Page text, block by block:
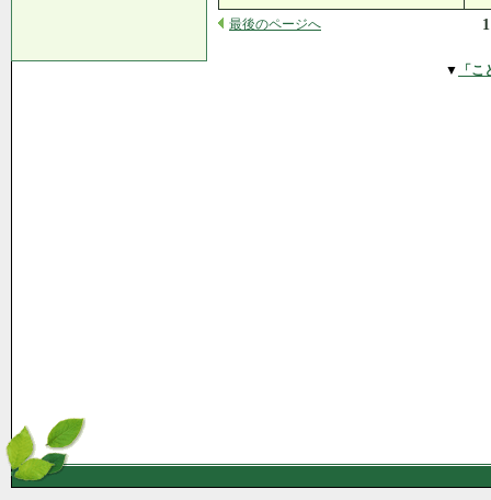
最後のページへ 1
▼ 「